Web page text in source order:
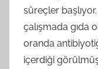
süreçler başlıyor.
çalışmada gıda
oranda
içerdiği